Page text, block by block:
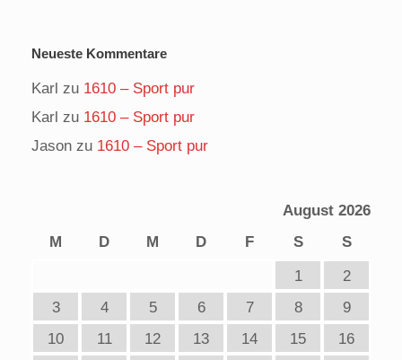
Neueste Kommentare
Karl zu 1610 – Sport pur
Karl zu 1610 – Sport pur
Jason zu 1610 – Sport pur
August 2026
M
D M D F S
S
1
2
3
4 5 6 7 8
9
10
11 12 13 14 15
16